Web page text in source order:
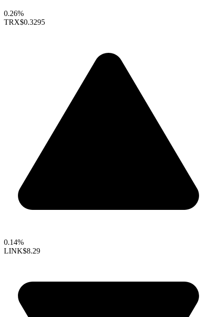
0.26%
TRX$0.3295
0.14%
LINK$8.29